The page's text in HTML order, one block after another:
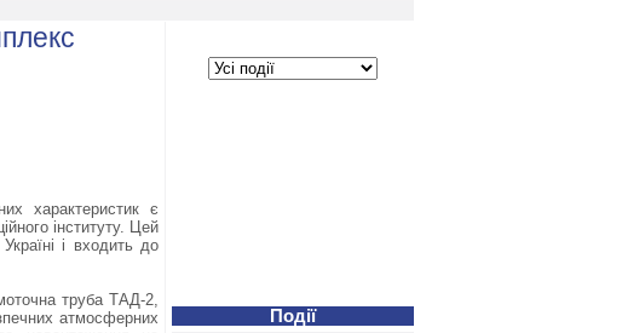
Події
характеристик є
інституту. Цей
і входить до
труба ТАД-2,
атмосферних